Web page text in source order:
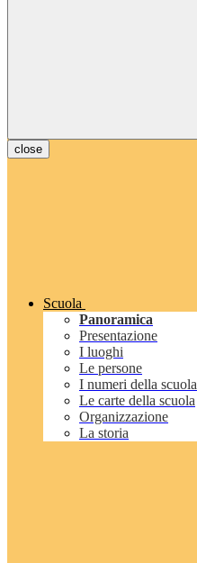
close
Scuola
Panoramica
Presentazione
I luoghi
Le persone
I numeri della scuola
Le carte della scuola
Organizzazione
La storia